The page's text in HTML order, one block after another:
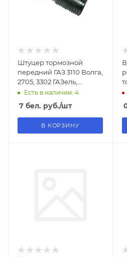
Штуцер тормозной
передний ГАЗ 3110 Волга,
2705, 3302 ГАЗель,
Соболь
Есть в наличии: 4
7 бел. руб./шт
В КОРЗИНУ